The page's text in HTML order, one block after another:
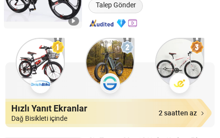
Talep Gönder
Hızlı Yanıt Ekranlar
Dağ Bisikleti içinde
2 saatten az